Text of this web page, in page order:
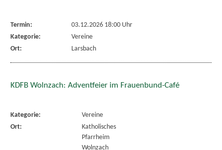
Termin:
03.12.2026 18:00 Uhr
Kategorie:
Vereine
Ort:
Larsbach
KDFB Wolnzach: Adventfeier im Frauenbund-Café
Kategorie:
Vereine
Ort:
Katholisches
Pfarrheim
Wolnzach